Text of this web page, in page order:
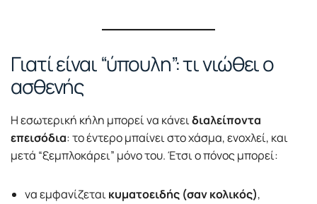
Γιατί είναι “ύπουλη”: τι νιώθει ο
ασθενής
Η εσωτερική κήλη μπορεί να κάνειδιαλείποντα
επεισόδια: το έντερο μπαίνει στο χάσμα, ενοχλεί, και
μετά “ξεμπλοκάρει” μόνο του. Έτσι ο πόνος μπορεί:
να εμφανίζεταικυματοειδής (σαν κολικός),